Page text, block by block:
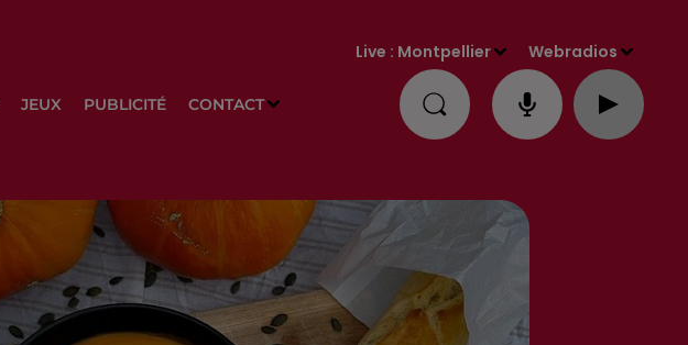
JEUX PUBLICITÉ CONTACT
Live : Montpellier Webradios